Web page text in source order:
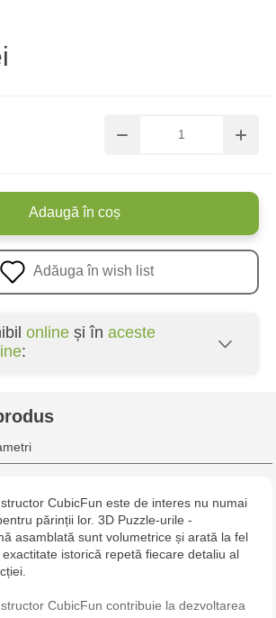
Adaugă în coș
Adăuga în wish list
online și în aceste
:
- bd. Dacia, 49/14
- str. Alecu Russo, 61/6
bd. Moscova, 2
Veche - str. Socoleni, 7
CubicFun este de interes nu numai
părinții lor. 3D Puzzle-urile -
asamblată sunt volumetrice și arată la fel
istorică repetă fiecare detaliu al
CubicFun contribuie la dezvoltarea